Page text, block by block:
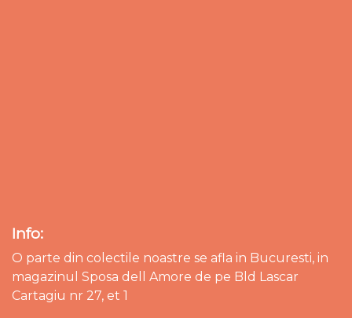
Info:
O parte din colectile noastre se afla in Bucuresti, in
magazinul Sposa dell Amore de pe Bld Lascar
Cartagiu nr 27, et 1